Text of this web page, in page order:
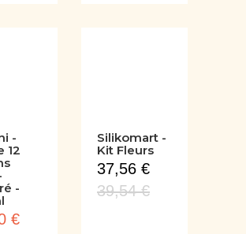
-
-
Silikomart -
Kit Fleurs
37,56 €